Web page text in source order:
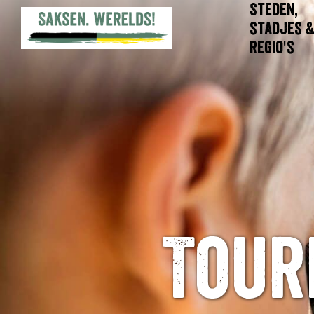
Steden,
stadjes
regio's